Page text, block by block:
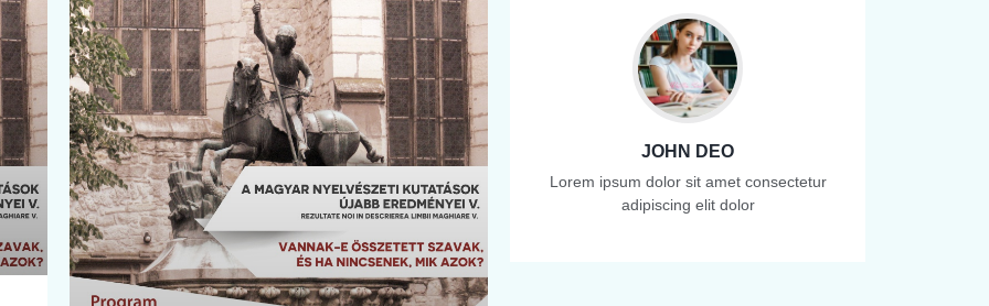
JOHN DEO
Lorem ipsum dolor sit amet consectetur
adipiscing elit dolor